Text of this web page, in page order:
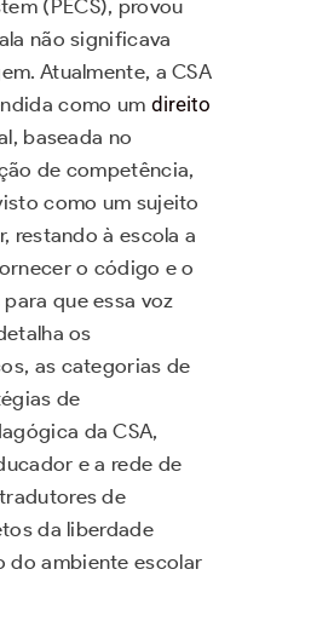
(PECS), provou
não significava
Atualmente, a CSA
como um direito
baseada no
de competência,
como um sujeito
restando à escola a
o código e o
que essa voz
os
as categorias de
de
da CSA,
e a rede de
de
da liberdade
do ambiente escolar